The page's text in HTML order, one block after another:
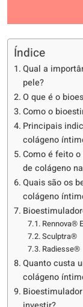
Índice
Qual a
pele?
O que é o
Como o
Principais
colágeno
Como é feito
de colágeno
Quais são os
colágeno
Rennova®
Sculptra®
Radiesse®
Quanto custa
colágeno